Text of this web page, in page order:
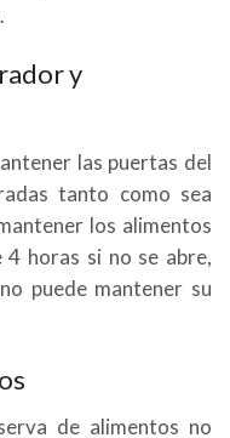
y
las puertas del
tanto como sea
los alimentos
horas si no se abre,
puede mantener su
de alimentos no